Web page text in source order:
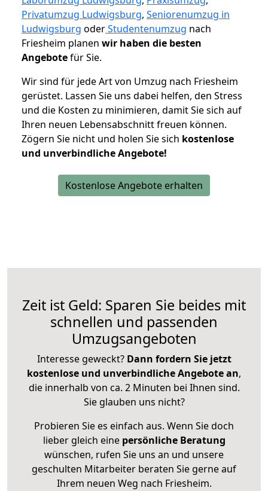
Privatumzug Ludwigsburg, Seniorenumzug in
Ludwigsburg oderStudentenumzug nach
Friesheim planen wir haben die besten
Angebotefür Sie.
Wir sind für jede Art von Umzug nach Friesheim
gerüstet. Lassen Sie uns dabei helfen, den Stress
und die Kosten zu minimieren, damit Sie sich auf
Ihren neuen Lebensabschnitt freuen können.
Zögern Sie nicht und holen Sie sich kostenlose
und unverbindliche Angebote!
Kostenlose Angebote erhalten
Zeit ist Geld: Sparen Sie beides mit
schnellen und passenden
Umzugsangeboten
Interesse geweckt? Dann fordern Sie jetzt
kostenlose und unverbindliche Angebote an,
die innerhalb von ca. 2 Minuten bei Ihnen sind.
Sie glauben uns nicht?
Probieren Sie es einfach aus. Wenn Sie doch
lieber gleich eine persönliche Beratung
wünschen, rufen Sie uns an und unsere
geschulten Mitarbeiter beraten Sie gerne auf
Ihrem neuen Weg nach Friesheim.